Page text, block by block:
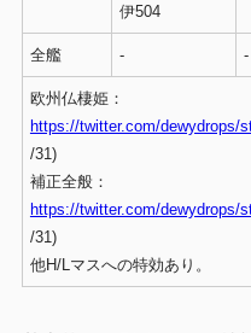
伊504
全艦 - -
欧州仏棲姫：
https://twitter.com/dewydrops/
/31)
補正全般：
https://twitter.com/dewydrops/
/31)
他H/Lマスへの特効あり。